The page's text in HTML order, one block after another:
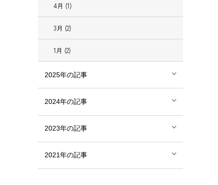
4月 (1)
3月 (2)
1月 (2)
2025年の記事
2024年の記事
2023年の記事
2021年の記事